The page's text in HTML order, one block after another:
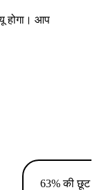
होगा। आप
63% की छूट